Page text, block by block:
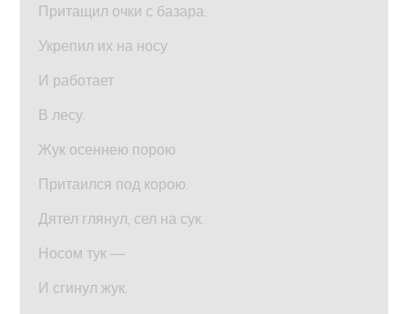
Притащил очки с базара.
Укрепил их на носу
И работает
В лесу.
Жук осеннею порою
Притаился под корою.
Дятел глянул, сел на сук.
Носом тук —
И сгинул жук.